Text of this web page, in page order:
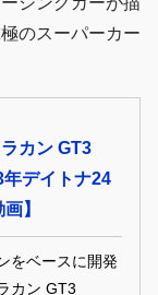
のスーパーカー
カン GT3
年デイトナ24
】
をベースに開発
カン GT3